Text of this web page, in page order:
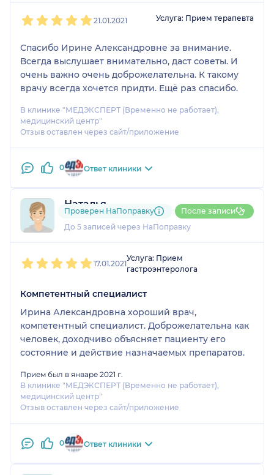
21.01.2021 Услуга: Прием терапевта
Спасибо Ирине Александровне за внимание.
Всегда выслушает внимательно, даст советы. И
очень важно очень доброжелательна. К такому
врачу всегда хочется придти. Ещё раз спасибо.
В клинике "МЕДЭКСПЕРТ (Временно не работает),
медицинский центр"
Отзыв оставлен через сайт/приложение
0 Ответ клиники
Наталья
2 отзыва
До 5 записей через НаПоправку
Проверен НаПоправку После записи
17.01.2021
Услуга: Прием
гастроэнтеролога
Компетентный специалист
Ирина Александровна хороший врач,
компетентный специалист. Доброжелательна как
человек, доходчиво объясняет пациенту его
состояние и действие назначаемых препаратов.
Прием был в январе 2021 г.
В клинике "МЕДЭКСПЕРТ (Временно не работает),
медицинский центр"
Отзыв оставлен через сайт/приложение
0 Ответ клиники